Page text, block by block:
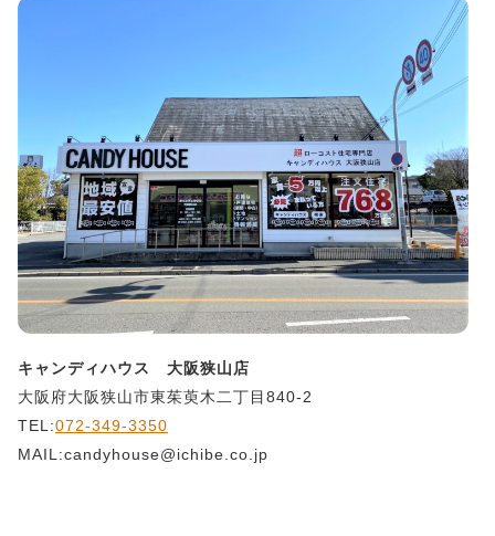
キャンディハウス 大阪狭山店
大阪府大阪狭山市東茱萸木二丁目840-2
TEL:072-349-3350
MAIL:candyhouse@ichibe.co.jp